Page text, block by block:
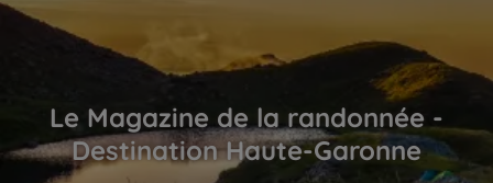
Le Magazine de la randonnée -
Destination Haute-Garonne